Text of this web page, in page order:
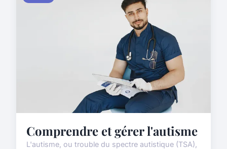
Comprendre et gérer l'autisme
L'autisme, ou trouble du spectre autistique (TSA),